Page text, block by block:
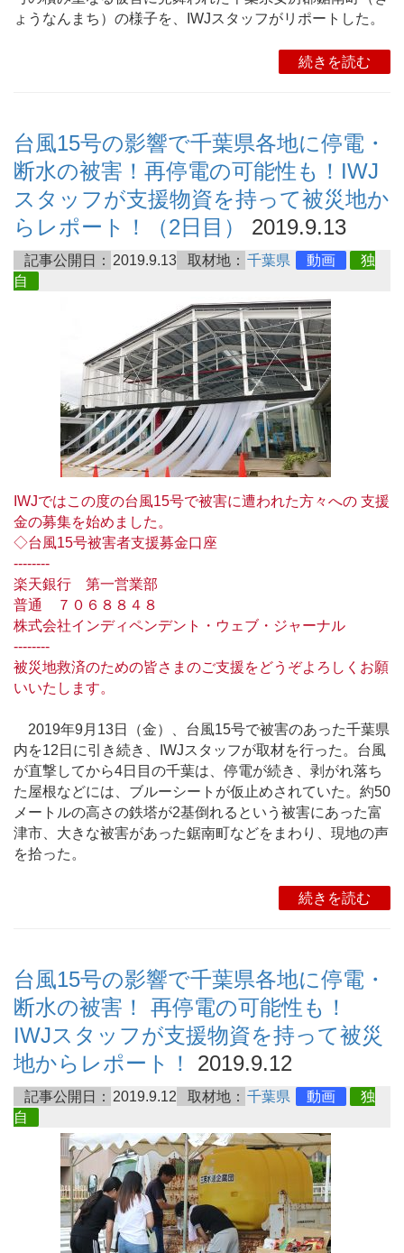
ょうなんまち）の様子を、IWJスタッフがリポートした。
続きを読む
台風15号の影響で千葉県各地に停電・
断水の被害！再停電の可能性も！IWJ
スタッフが支援物資を持って被災地か
らレポート！（2日目）
2019.9.13
記事公開日： 2019.9.13 取材地： 千葉県 動画
独
自
IWJではこの度の台風15号で被害に遭われた方々への 支援
金の募集を始めました。
◇台風15号被害者支援募金口座
--------
楽天銀行 第一営業部
普通 ７０６８８４８
株式会社インディペンデント・ウェブ・ジャーナル
--------
被災地救済のための皆さまのご支援をどうぞよろしくお願
いいたします。
2019年9月13日（金）、台風15号で被害のあった千葉県
内を12日に引き続き、IWJスタッフが取材を行った。台風
が直撃してから4日目の千葉は、停電が続き、剥がれ落ち
た屋根などには、ブルーシートが仮止めされていた。約50
メートルの高さの鉄塔が2基倒れるという被害にあった富
津市、大きな被害があった鋸南町などをまわり、現地の声
を拾った。
続きを読む
台風15号の影響で千葉県各地に停電・
断水の被害！ 再停電の可能性も！
IWJスタッフが支援物資を持って被災
地からレポート！
2019.9.12
記事公開日： 2019.9.12 取材地： 千葉県 動画
独
自